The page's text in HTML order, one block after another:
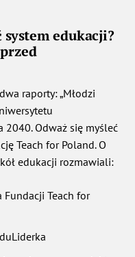
edukacji?
raporty: „Młodzi
2040. Odważ się myśleć
Teach for Poland. O
edukacji rozmawiali:
Fundacji Teach for